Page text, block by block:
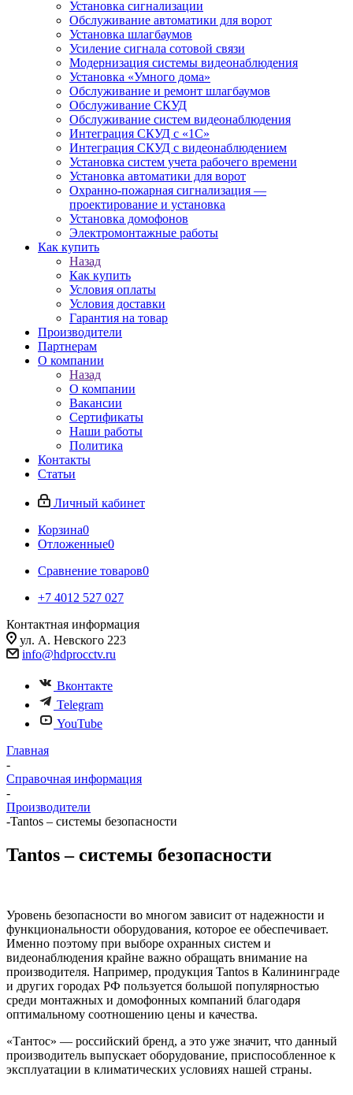
Установка сигнализации
Обслуживание автоматики для ворот
Установка шлагбаумов
Усиление сигнала сотовой связи
Модернизация системы видеонаблюдения
Установка «Умного дома»
Обслуживание и ремонт шлагбаумов
Обслуживание СКУД
Обслуживание систем видеонаблюдения
Интеграция СКУД с «1С»
Интеграция СКУД с видеонаблюдением
Установка систем учета рабочего времени
Установка автоматики для ворот
Охранно-пожарная сигнализация —
проектирование и установка
Установка домофонов
Электромонтажные работы
Как купить
Назад
Как купить
Условия оплаты
Условия доставки
Гарантия на товар
Производители
Партнерам
О компании
Назад
О компании
Вакансии
Сертификаты
Наши работы
Политика
Контакты
Статьи
Личный кабинет
Корзина0
Отложенные0
Сравнение товаров0
+7 4012 527 027
Контактная информация
ул. А. Невского 223
info@hdprocctv.ru
Вконтакте
Telegram
YouTube
Главная
-
Справочная информация
-
Производители
-Tantos – системы безопасности
Tantos – системы безопасности
Уровень безопасности во многом зависит от надежности и
функциональности оборудования, которое ее обеспечивает.
Именно поэтому при выборе охранных систем и
видеонаблюдения крайне важно обращать внимание на
производителя. Например, продукция Tantos в Калининграде
и других городах РФ пользуется большой популярностью
среди монтажных и домофонных компаний благодаря
оптимальному соотношению цены и качества.
«Тантос» — российский бренд, а это уже значит, что данный
производитель выпускает оборудование, приспособленное к
эксплуатации в климатических условиях нашей страны.